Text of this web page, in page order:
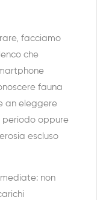
facciamo
che
fauna
an eleggere
periodo oppure
escluso
non